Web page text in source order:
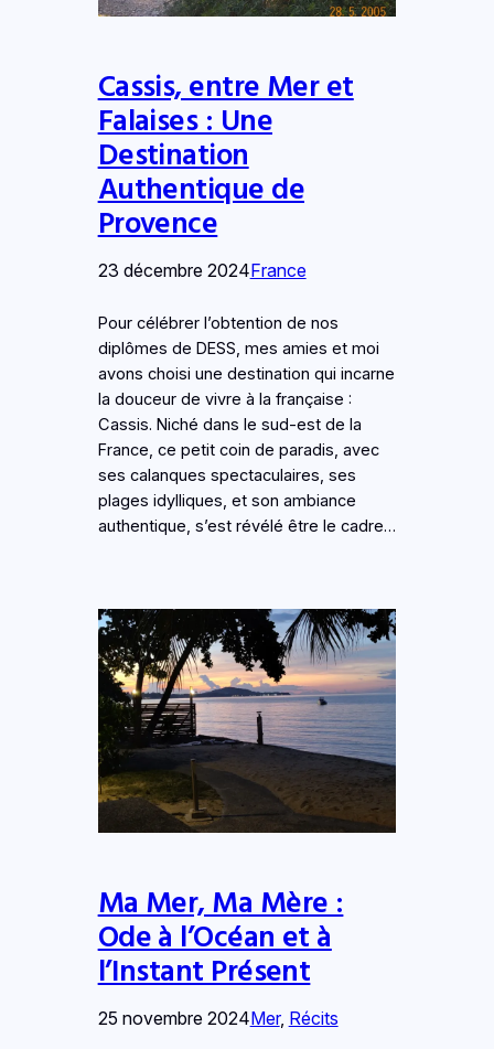
Cassis, entre Mer et
Falaises : Une
Destination
Authentique de
Provence
23 décembre 2024France
Pour célébrer l’obtention de nos
diplômes de DESS, mes amies et moi
avons choisi une destination qui incarne
la douceur de vivre à la française :
Cassis. Niché dans le sud-est de la
France, ce petit coin de paradis, avec
ses calanques spectaculaires, ses
plages idylliques, et son ambiance
authentique, s’est révélé être le cadre…
Ma Mer, Ma Mère :
Ode à l’Océan et à
l’Instant Présent
25 novembre 2024Mer, Récits